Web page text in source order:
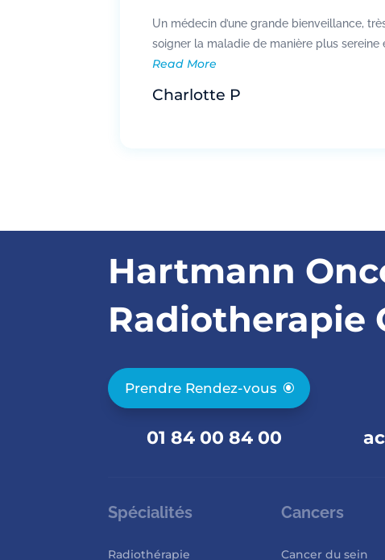
Un médecin d’une grande bienveillance,
soigner la maladie de manière plus sereine
Read More
Charlotte P
Hartmann
Radiotherapie
Prendre Rendez-vous
01 84 00 84 00
Spécialités
Radiothérapie
Cancers
Cancer du sein